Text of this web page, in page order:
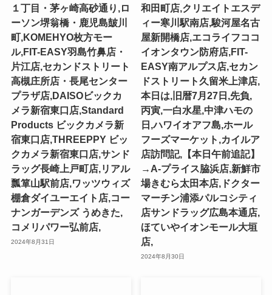
１丁目・茅ヶ崎高砂通り,ロ
ーソン堺翁橋・鹿児島皷川
町,KOMEHYO枚方モー
ル,FIT-EASY羽島竹鼻店・
片江店,セカンドストリート
高槻庄所店・長尾センター
プラザ店,DAISOビックカ
メラ新宿東口店,Standard
Products ビックカメラ新
宿東口店,THREEPPY ビッ
クカメラ新宿東口店,サンド
ラッグ長崎上戸町店,リアル
瓢箪山駅前店,ワッツウィズ
棚倉ダイユーエイト店,コー
ナンガーデンズ うめきた,
コメリパワー弘前店,
2024年8月31日
和田町店,クリエイトエスデ
ィー寒川駅南店,駿河屋名古
屋新開橋店,エコライフココ
イオンタウン防府店,FIT-
EASY南アルプス店,セカン
ドストリート久留米上津店,
本日は,旧暦7月27日,先負,
丙寅,一白水星,中津ハモの
日,ハワイオアフ島,ホール
フーズマーケット,カイルア
店訪問記,【本日午前追記】
→A-プライス脇浜店,新鮮市
場きむら太田本店,ドクター
マーチン浦添パルコシティ
店サンドラッグ広島本通店,
ほていやイオンモール大垣
店,
2024年8月30日